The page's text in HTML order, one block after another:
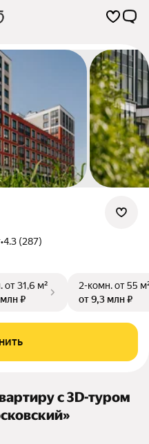
•4.3 (287)
от 31,6 м²
₽
2-комн.от 55
от 9,3 млн ₽
c 3D-туром